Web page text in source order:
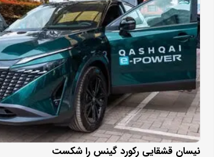
نیسان قشقایی رکورد گینس را شکست